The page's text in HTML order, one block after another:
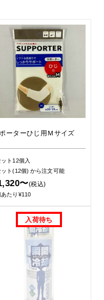
ーターひじ用Ｍサイズ
ット12個入
ット(12個)から注文可能
〜(税込)
あたり¥110